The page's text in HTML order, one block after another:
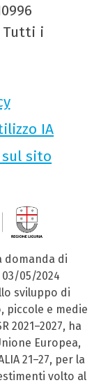
Tutti i
IA
sito
domanda di
05/2024
sviluppo di
piccole e medie
2021–2027, ha
Europea,
21–27, per la
volto al